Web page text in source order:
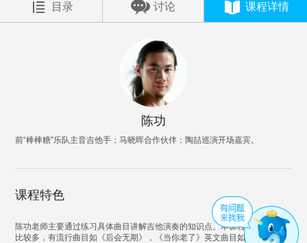
目录 讨论 课程详情
陈功
前“棒棒糖”乐队主音吉他手；马晓晖合作伙伴；陶喆巡演开场嘉宾。
课程特色
陈功老师主要通过练习具体曲目讲解吉他演奏的知识点。本课程涉及的曲目
比较多，有流行曲目如《后会无期》，《当你老了》英文曲目如《old